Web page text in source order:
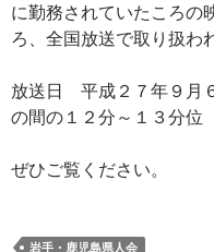
に勤務されていたころの
ろ、全国放送で取り扱わ
放送日 平成２７年９月
の間の１２分～１３分位
ぜひご覧ください。
岩手・鹿児島県人会